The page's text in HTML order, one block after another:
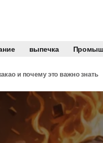
выпечка
и почему это важно знать